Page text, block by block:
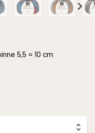
5,5 = 10 cm